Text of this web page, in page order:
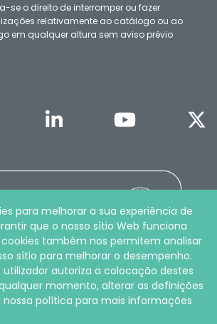
para melhorar a sua experiência de
que o nosso sítio Web funciona
também nos permitem analisar
sítio para melhorar o desempenho.
utilizador autoriza a colocação destes
momento, alterar as definições
nossa política para mais informações
se o direito de interromper ou fazer
relativamente ao catálogo ou ao
em qualquer altura sem aviso prévio